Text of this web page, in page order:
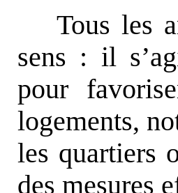
Tous les
sens : il
pour
logements,
les quartiers
des mesures